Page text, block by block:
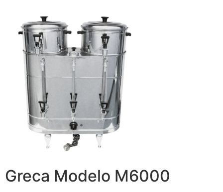
Greca Modelo M6000